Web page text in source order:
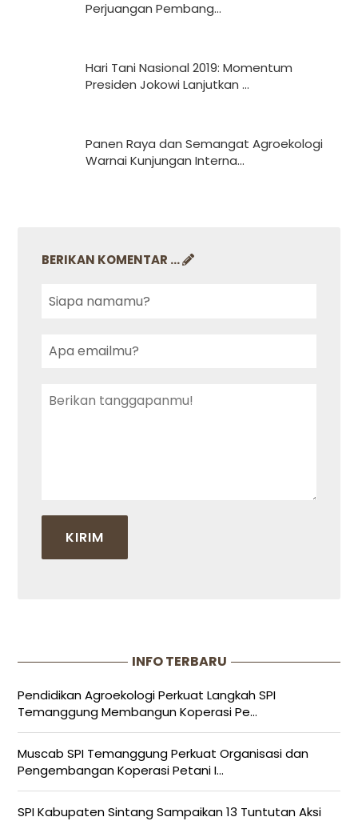
Perjuangan Pembang...
Hari Tani Nasional 2019: Momentum
Presiden Jokowi Lanjutkan ...
Panen Raya dan Semangat Agroekologi
Warnai Kunjungan Interna...
BERIKAN KOMENTAR ...
INFO TERBARU
Pendidikan Agroekologi Perkuat Langkah SPI
Temanggung Membangun Koperasi Pe...
Muscab SPI Temanggung Perkuat Organisasi dan
Pengembangan Koperasi Petani I...
SPI Kabupaten Sintang Sampaikan 13 Tuntutan Aksi